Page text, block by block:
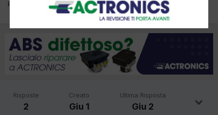
Ponte omcn 199/G
Risposte
2
Creato
Giu 1
Ultima Risposta
Giu 2